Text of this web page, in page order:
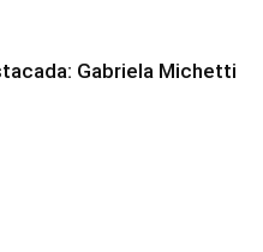
Gabriela Michetti